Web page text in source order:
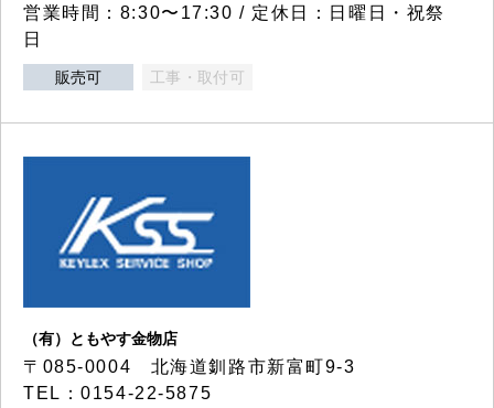
営業時間：8:30〜17:30 / 定休日：日曜日・祝祭
日
販売可 工事・取付可
（有）ともやす金物店
〒085-0004 北海道釧路市新富町9-3
TEL：0154-22-5875